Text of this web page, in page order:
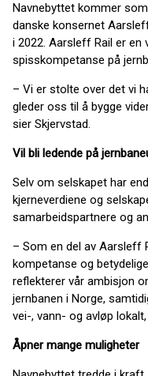
Navnebyttet kommer
danske konsernet
i 2022. Aarsleff Rail er en
spisskompetanse på
– Vi er stolte over det vi
gleder oss til å bygge
sier Skjervstad.
Vil bli ledende på
Selv om selskapet har
kjerneverdiene og
samarbeidspartnere og
– Som en del av Aarsleff
kompetanse og
reflekterer vår ambisjon
jernbanen i Norge,
vei-, vann- og avløp
Åpner mange muligheter